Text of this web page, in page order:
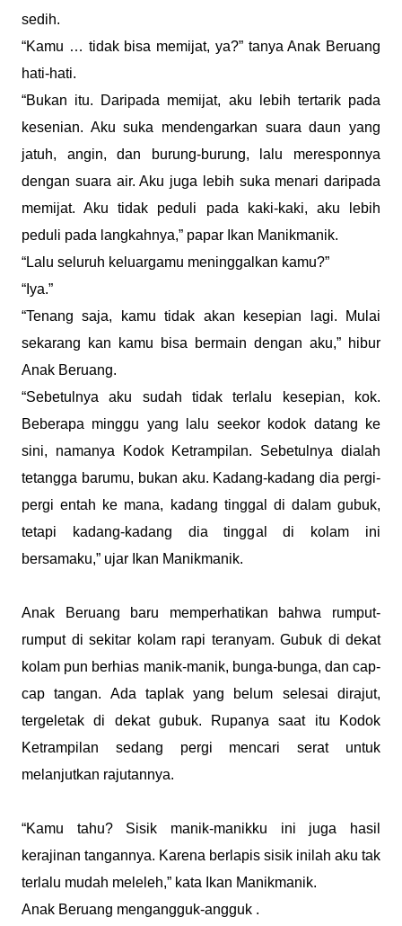
sedih.
“Kamu … tidak bisa memijat, ya?” tanya Anak Beruang
hati-hati.
“Bukan itu. Daripada memijat, aku lebih tertarik pada
kesenian. Aku suka mendengarkan suara daun yang
jatuh, angin, dan burung-burung, lalu meresponnya
dengan suara air. Aku juga lebih suka menari daripada
memijat. Aku tidak peduli pada kaki-kaki, aku lebih
peduli pada langkahnya,” papar Ikan Manikmanik.
“Lalu seluruh keluargamu meninggalkan kamu?”
“Iya.”
“Tenang saja, kamu tidak akan kesepian lagi. Mulai
sekarang kan kamu bisa bermain dengan aku,” hibur
Anak Beruang.
“Sebetulnya aku sudah tidak terlalu kesepian, kok.
Beberapa minggu yang lalu seekor kodok datang ke
sini, namanya Kodok Ketrampilan. Sebetulnya dialah
tetangga barumu, bukan aku. Kadang-kadang dia pergi-
pergi entah ke mana, kadang tinggal di dalam gubuk,
tetapi kadang-kadang dia tinggal di kolam ini
bersamaku,” ujar Ikan Manikmanik.
Anak Beruang baru memperhatikan bahwa rumput-
rumput di sekitar kolam rapi teranyam. Gubuk di dekat
kolam pun berhias manik-manik, bunga-bunga, dan cap-
cap tangan. Ada taplak yang belum selesai dirajut,
tergeletak di dekat gubuk. Rupanya saat itu Kodok
Ketrampilan sedang pergi mencari serat untuk
melanjutkan rajutannya.
“Kamu tahu? Sisik manik-manikku ini juga hasil
kerajinan tangannya. Karena berlapis sisik inilah aku tak
terlalu mudah meleleh,” kata Ikan Manikmanik.
Anak Beruang mengangguk-angguk .